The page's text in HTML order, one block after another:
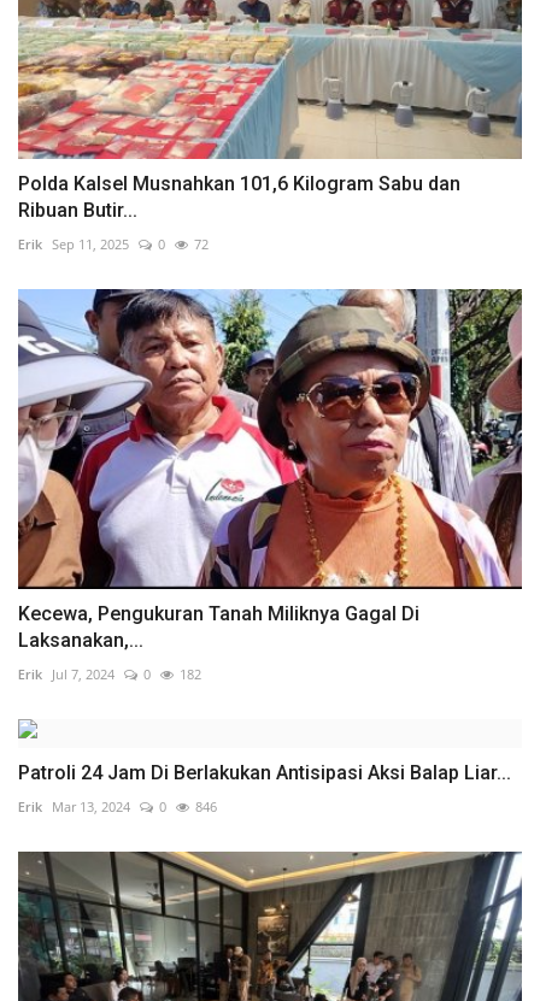
Polda Kalsel Musnahkan 101,6 Kilogram Sabu dan
Ribuan Butir...
Erik Sep 11, 2025 0 72
Kecewa, Pengukuran Tanah Miliknya Gagal Di
Laksanakan,...
Erik Jul 7, 2024 0 182
Patroli 24 Jam Di Berlakukan Antisipasi Aksi Balap Liar...
Erik Mar 13, 2024 0 846